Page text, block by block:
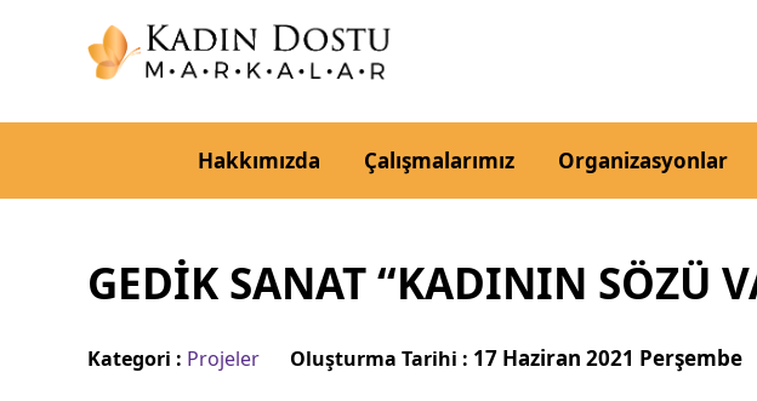
Hakkımızda Çalışmalarımız Organizasyonlar
GEDİK SANAT “KADININ SÖZÜ
Kategori : Projeler Oluşturma Tarihi : 17 Haziran 2021 Perşembe